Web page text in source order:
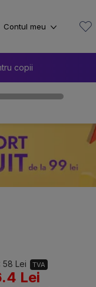
copii
Contul meu
58 Lei TVA
Lei